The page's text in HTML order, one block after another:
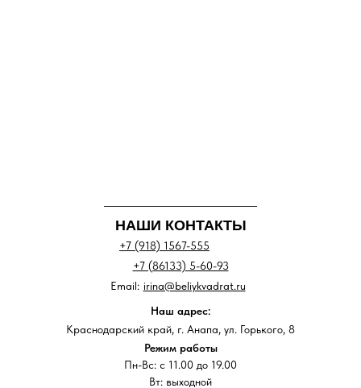
НАШИ КОНТАКТЫ
+7 (918) 1567-555
+7 (86133) 5-60-93
Наш адрес:
Краснодарский край, г. Анапа, ул. Горького, 8
Режим работы
Пн-Вс: с 11.00 до 19.00
Вт: выходной
irina@beliykvadrat.ru
Email: